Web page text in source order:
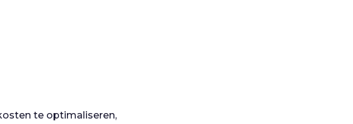
te optimaliseren,